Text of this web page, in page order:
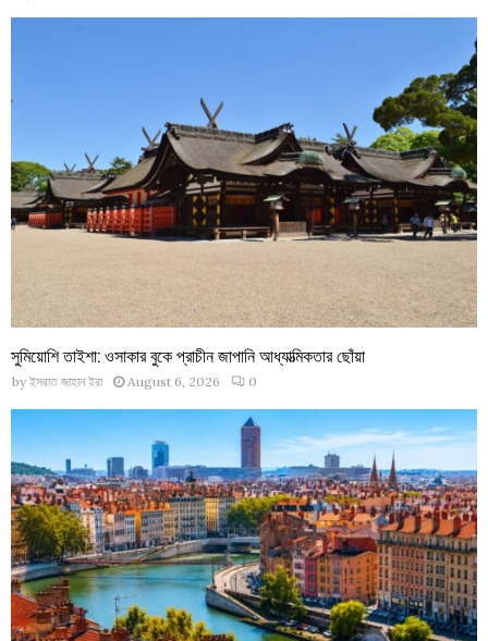
সুমিয়োশি তাইশা: ওসাকার বুকে প্রাচীন জাপানি আধ্যাত্মিকতার ছোঁয়া
by ইসরাত জাহান ইরা August 6, 2026 0